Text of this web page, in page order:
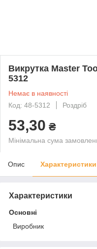
Викрутка Master
5312
Немає в наявності
Код: 48-5312
Роздріб
53,30 ₴
Мінімальна сума
Опис Характеристики
Характеристики
Основні
Виробник